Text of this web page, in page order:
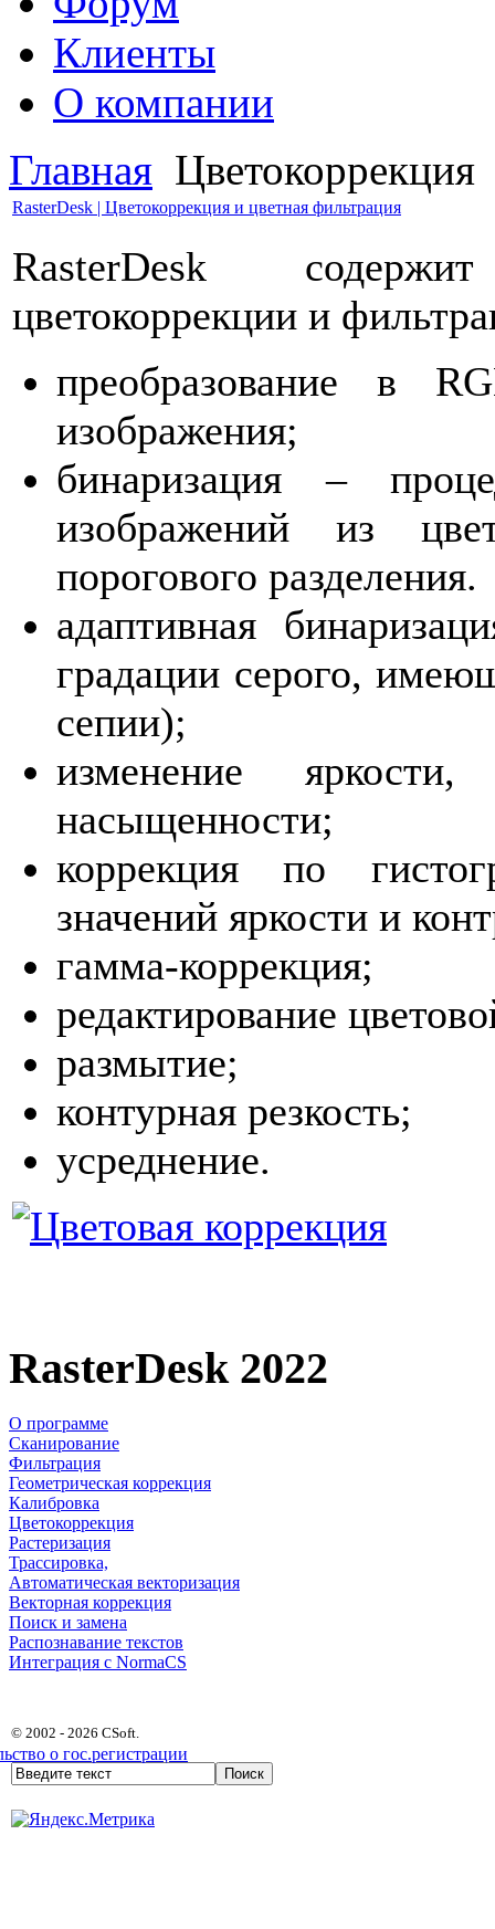
Клиенты
О компании
Главная Цветокоррекция
RasterDesk | Цветокоррекция и цветная фильтрация
RasterDesk
цветокоррекции и
преобразование в
изображения;
бинаризация –
изображений из
порогового разделения.
адаптивная
градации серого,
сепии);
изменение
насыщенности;
коррекция по
значений яркости и
гамма-коррекция;
редактирование
размытие;
контурная резкость;
усреднение.
RasterDesk 2022
О программе
Сканирование
Фильтрация
Геометрическая коррекция
Калибровка
Цветокоррекция
Растеризация
Трассировка,
Автоматическая векторизация
Векторная коррекция
Поиск и замена
Распознавание текстов
Интеграция с NormaCS
© 2002 - 2026 CSoft.
о гос.регистрации